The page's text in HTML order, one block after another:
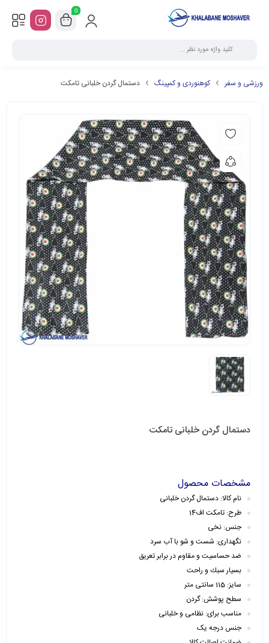
0
ورزشی و سفر کوهنوردی و کمپینگ دستمال گردن خلبانی تامکت
دستمال گردن خلبانی تامکت
مشخصات محصول
نام کالا: دستمال گردن خلبانی
طرح: تامکت اف14
جنس: نخی
نگهداری: شست و شو با آب سرد
ضد حساسیت و مقاوم در برابر تعریق
بسيار سبك و راحت
سایز: 115 سانتی متر
سطح پوشش: گردن
مناسب برای: نظامی و خلبانی
جنس درجه یک